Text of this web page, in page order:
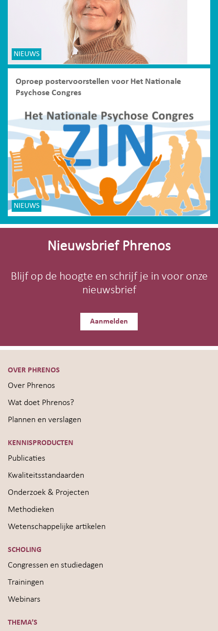
NIEUWS
Oproep postervoorstellen voor Het Nationale
Psychose Congres
NIEUWS
Site-
Nieuwsbrief Phrenos
Blijf op de hoogte en schrijf je in voor onze
nieuwsbrief
Aanmelden
OVER PHRENOS
Over Phrenos
Wat doet Phrenos?
Plannen en verslagen
KENNISPRODUCTEN
Publicaties
Kwaliteitsstandaarden
Onderzoek & Projecten
Methodieken
Wetenschappelijke artikelen
SCHOLING
Congressen en studiedagen
Trainingen
Webinars
THEMA’S